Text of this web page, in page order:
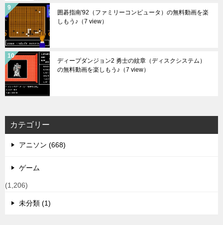
囲碁指南'92（ファミリーコンピュータ）の無料動画を楽
しもう♪ （7 view）
ディープダンジョン2 勇士の紋章（ディスクシステム）
の無料動画を楽しもう♪ （7 view）
カテゴリー
アニソン (668)
ゲーム
(1,206)
未分類 (1)